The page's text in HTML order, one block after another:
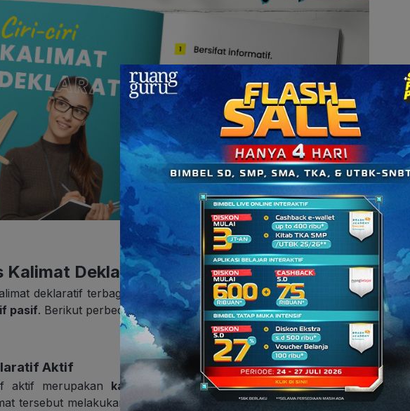
Kalimat Deklaratif
deklaratif terbagi menjadi dua jenis, yaitukalimat deklaratif aktif dan
pasif. Berikut perbedaannya!
Aktif
aktif merupakan kalimat deklaratif yang bersifat aktif. Maksudnya,
tersebut melakukan tindakan/perbuatan kepada objek. Kalimat deklaratif